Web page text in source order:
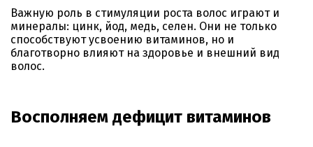
Важную роль в стимуляции роста волос играют и
минералы: цинк, йод, медь, селен. Они не только
способствуют усвоению витаминов, но и
благотворно влияют на здоровье и внешний вид
волос.
Восполняем дефицит витаминов